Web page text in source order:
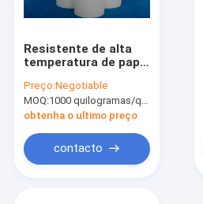
Resistente de alta
temperatura de papel
Preço:Negotiable
MOQ:1000 quilogramas/quilogramas (Mínimo Ordem)
obtenha o ultimo preço
contacto